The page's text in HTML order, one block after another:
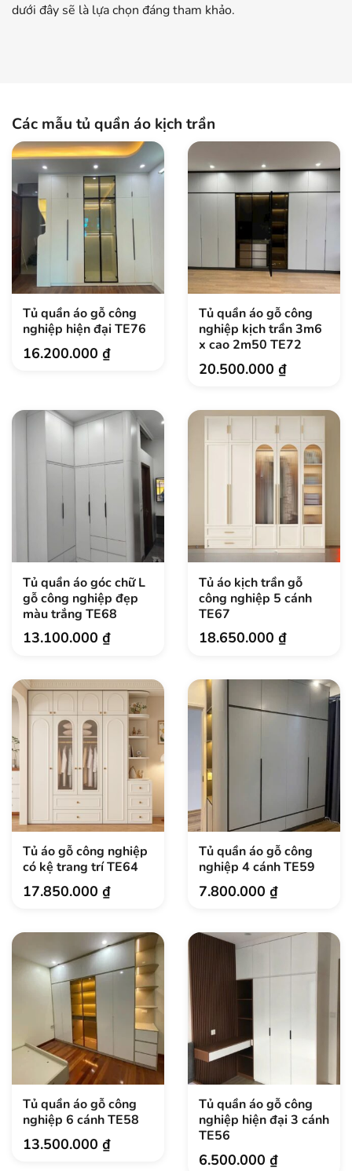
dưới đây sẽ là lựa chọn đáng tham khảo.
Các mẫu tủ quần áo kịch trần
Tủ quần áo gỗ công
nghiệp hiện đại TE76
16.200.000 ₫
Tủ quần áo gỗ công
nghiệp kịch trần 3m6
x cao 2m50 TE72
20.500.000 ₫
Tủ quần áo góc chữ L
gỗ công nghiệp đẹp
màu trắng TE68
13.100.000 ₫
Tủ áo kịch trần gỗ
công nghiệp 5 cánh
TE67
18.650.000 ₫
Tủ áo gỗ công nghiệp
có kệ trang trí TE64
17.850.000 ₫
Tủ quần áo gỗ công
nghiệp 4 cánh TE59
7.800.000 ₫
Tủ quần áo gỗ công
nghiệp 6 cánh TE58
13.500.000 ₫
Tủ quần áo gỗ công
nghiệp hiện đại 3 cánh
TE56
6.500.000 ₫